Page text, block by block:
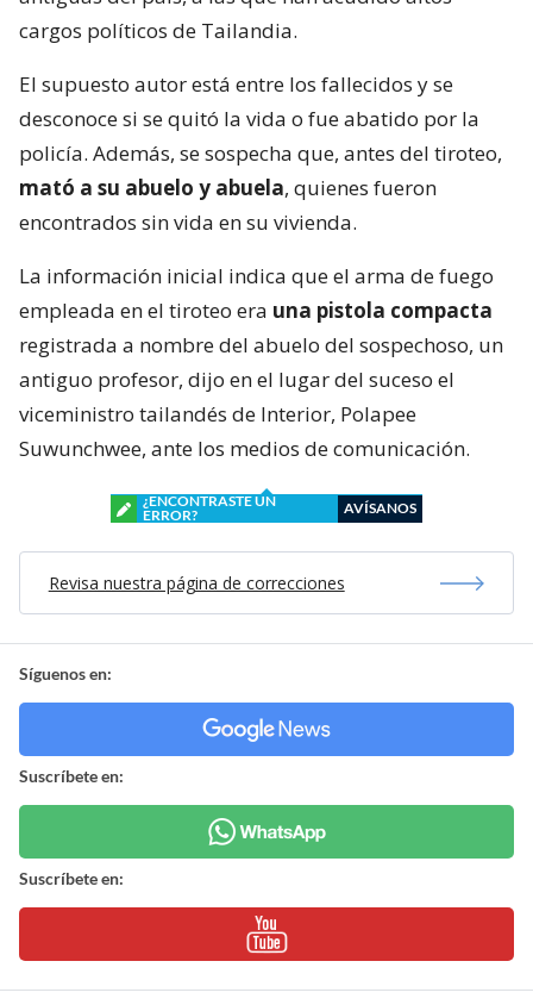
cargos políticos de Tailandia.
El supuesto autor está entre los fallecidos y se
desconoce si se quitó la vida o fue abatido por la
policía. Además, se sospecha que, antes del tiroteo,
mató a su abuelo y abuela, quienes fueron
encontrados sin vida en su vivienda.
La información inicial indica que el arma de fuego
empleada en el tiroteo era una pistola compacta
registrada a nombre del abuelo del sospechoso, un
antiguo profesor, dijo en el lugar del suceso el
viceministro tailandés de Interior, Polapee
Suwunchwee, ante los medios de comunicación.
¿ENCONTRASTE UN
ERROR?
AVÍSANOS
Revisa nuestra página de correcciones
Síguenos en:
Suscríbete en:
Suscríbete en: